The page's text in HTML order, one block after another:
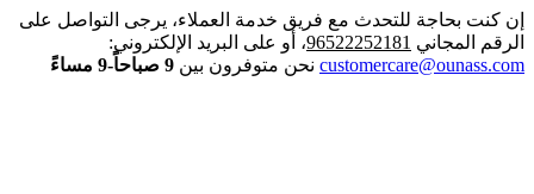
إن كنت بحاجة للتحدث مع فريق خدمة العملاء، يرجى التواصل على
الرقم المجاني 96522252181، أو على البريد الإلكتروني:
customercare@ounass.com نحن متوفرون بين 9 صباحاً-9 مساءً